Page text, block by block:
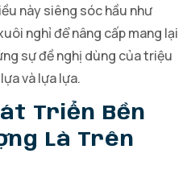
này siêng sóc hầu như
nghỉ để nâng cấp mang lại
sự đề nghị dùng của triệu
và lựa lựa.
Triển Bền
Là Trên